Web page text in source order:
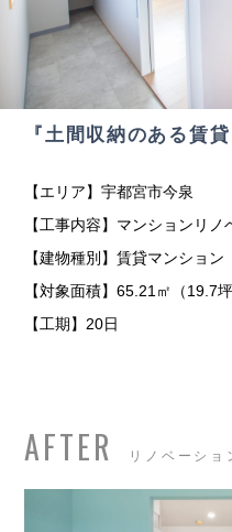
『土間収納のある賃
【エリア】宇都宮市今泉
【工事内容】マンションリノ
【建物種別】賃貸マンション
【対象面積】65.21㎡（19.7坪
【工期】20日
AFTER リノベーショ